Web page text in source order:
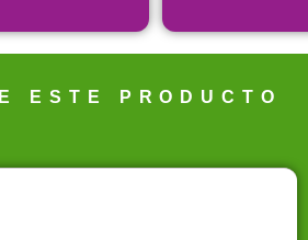
ESTE PRODUCTO